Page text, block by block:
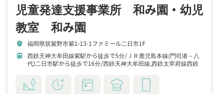
児童発達支援事業所 和み園・幼児
教室 和み園
location_on 福岡県筑紫野市紫1-13-1ファミール二日市1F
train 西鉄天神大牟田線紫駅から徒歩で5分
ＪＲ鹿児島本線(門司港－八
代)二日市駅から徒歩で16分 西鉄天神大牟田線,西鉄太宰府線西鉄